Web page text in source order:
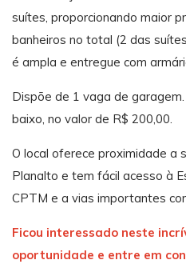
suítes, proporcionando maior
banheiros no total (2 das
é ampla e entregue com
Dispõe de 1 vaga de
baixo, no valor de R$ 200,00.
O local oferece proximidade a
Planalto e tem fácil acesso à
CPTM e a vias importantes
Ficou interessado neste
oportunidade e entre em